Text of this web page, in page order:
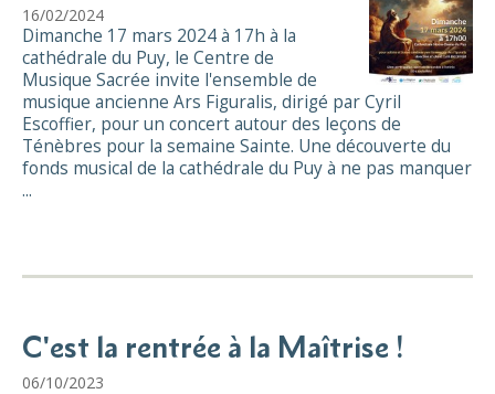
16/02/2024
Dimanche 17 mars 2024 à 17h à la
cathédrale du Puy, le Centre de
Musique Sacrée invite l'ensemble de
musique ancienne Ars Figuralis, dirigé par Cyril
Escoffier, pour un concert autour des leçons de
Ténèbres pour la semaine Sainte. Une découverte du
fonds musical de la cathédrale du Puy à ne pas manquer
...
C'est la rentrée à la Maîtrise !
06/10/2023